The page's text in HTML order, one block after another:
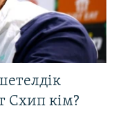
Схип кім?